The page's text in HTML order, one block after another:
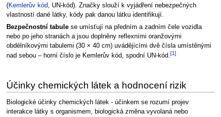
(Kemlerův kód , UN-kód). Značky slouží k vyjádření nebezpečných
vlastností dané látky, kódy pak danou látku identifikují.
Bezpečnostní tabulese umísťují na předním a zadním čele vozidla
nebo po jeho stranách a jsou doplněny reflexními oranžovými
obdélníkovými tabulemi (30 × 40 cm) uvádějícími dvě čísla umístěnými
nad sebou – horní číslo je Kemlerův kód, spodní UN-kód.[1]
Účinky chemických látek a hodnocení rizik
Biologické účinky chemických látek - účinkem se rozumí projev
interakce látky s organismem, biologická změna vyvolaná nebo